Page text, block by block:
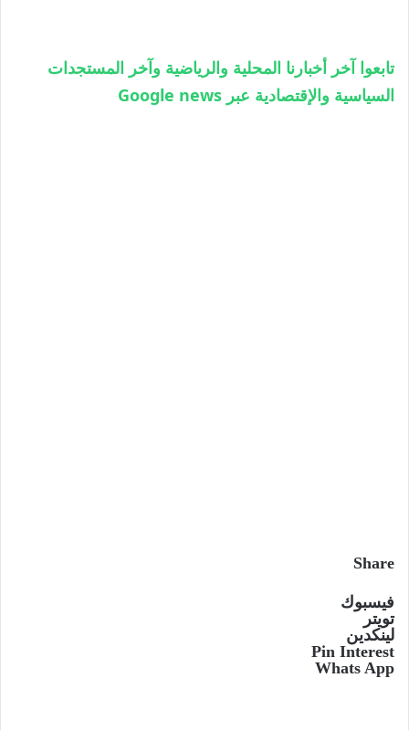
تابعوا آخر أخبارنا المحلية والرياضية وآخر المستجدات
السياسية والإقتصادية عبر Google news
Share
فيسبوك
تويتر
لينكدين
Pin Interest
Whats App